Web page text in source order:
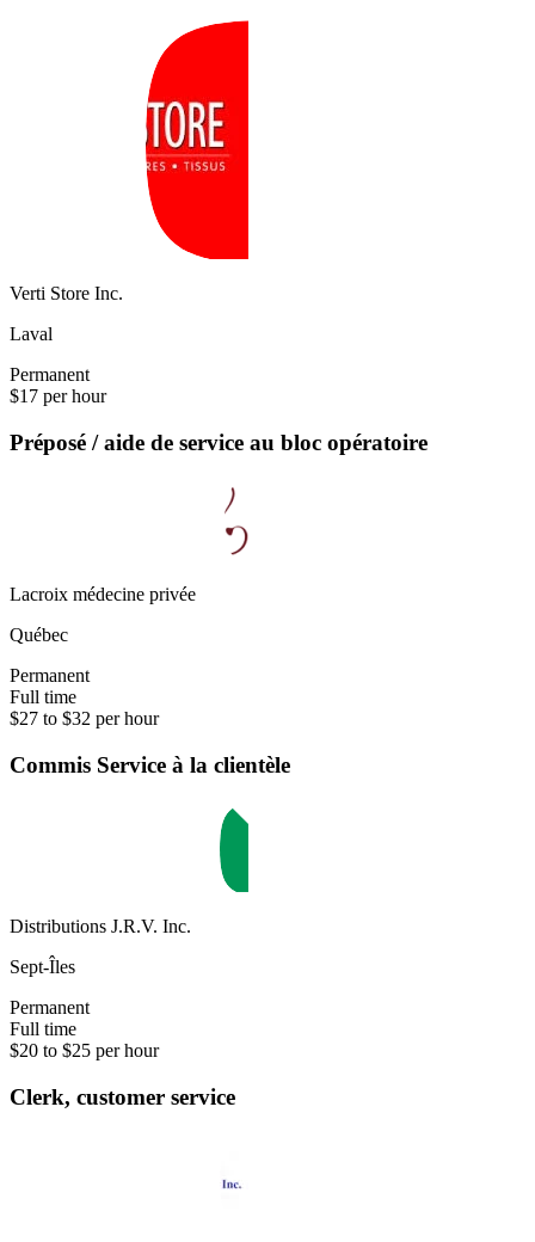
Verti Store Inc.
Laval
Permanent
$17 per hour
Préposé / aide de service au bloc opératoire
Lacroix médecine privée
Québec
Permanent
Full time
$27 to $32 per hour
Commis Service à la clientèle
Distributions J.R.V. Inc.
Sept-Îles
Permanent
Full time
$20 to $25 per hour
Clerk, customer service